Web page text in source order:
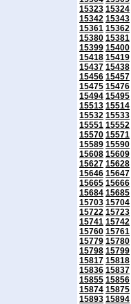
15323 15324
15342 15343
15361 15362
15380 15381
15399 15400
15418 15419
15437 15438
15456 15457
15475 15476
15494 15495
15513 15514
15532 15533
15551 15552
15570 15571
15589 15590
15608 15609
15627 15628
15646 15647
15665 15666
15684 15685
15703 15704
15722 15723
15741 15742
15760 15761
15779 15780
15798 15799
15817 15818
15836 15837
15855 15856
15874 15875
15893 15894